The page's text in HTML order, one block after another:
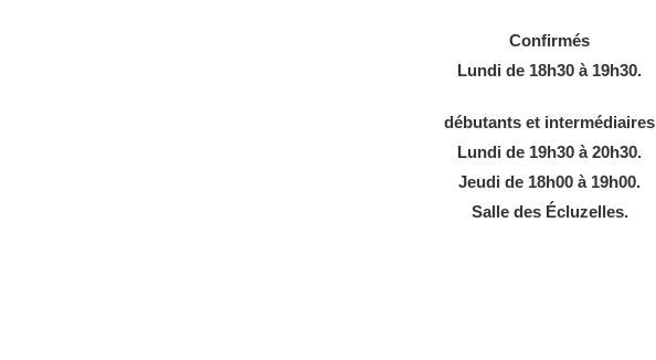
Confirmés
Lundi de 18h30 à 19h30.
débutants et intermédiaires
Lundi de 19h30 à 20h30.
Jeudi de 18h00 à 19h00.
Salle des Écluzelles.